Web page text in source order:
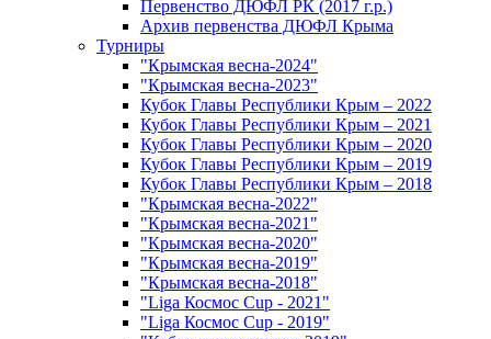
Первенство ДЮФЛ РК (2017 г.р.)
Архив первенства ДЮФЛ Крыма
Турниры
"Крымская весна-2024"
"Крымская весна-2023"
Кубок Главы Республики Крым – 2022
Кубок Главы Республики Крым – 2021
Кубок Главы Республики Крым – 2020
Кубок Главы Республики Крым – 2019
Кубок Главы Республики Крым – 2018
"Крымская весна-2022"
"Крымская весна-2021"
"Крымская весна-2020"
"Крымская весна-2019"
"Крымская весна-2018"
"Liga Космос Cup - 2021"
"Liga Космос Cup - 2019"